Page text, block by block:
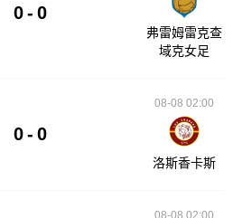
0 - 0
弗雷姆雷克查
域克女足
0 - 0
08-08 02:00
洛斯香卡斯